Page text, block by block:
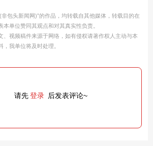
包头新闻网)”的作品，均转载自其他媒体，转载目的在
单位赞同其观点和对其真实性负责。
视频稿件来源于网络，如有侵权请著作权人主动与本
，我单位将及时处理。
请先登录 后发表评论~